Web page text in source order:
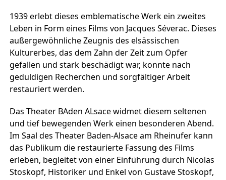
1939 erlebt dieses emblematische Werk ein zweites
Leben in Form eines Films von Jacques Séverac. Dieses
außergewöhnliche Zeugnis des elsässischen
Kulturerbes, das dem Zahn der Zeit zum Opfer
gefallen und stark beschädigt war, konnte nach
geduldigen Recherchen und sorgfältiger Arbeit
restauriert werden.
Das Theater BAden ALsace widmet diesem seltenen
und tief bewegenden Werk einen besonderen Abend.
Im Saal des Theater Baden-Alsace am Rheinufer kann
das Publikum die restaurierte Fassung des Films
erleben, begleitet von einer Einführung durch Nicolas
Stoskopf, Historiker und Enkel von Gustave Stoskopf,